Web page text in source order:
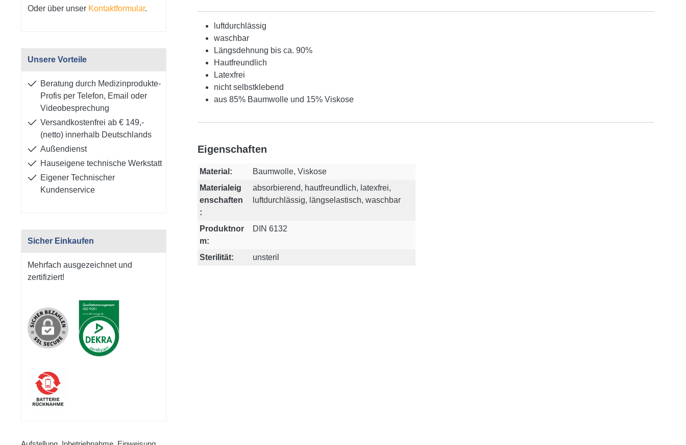
Oder über unser Kontaktformular.
Unsere Vorteile
Beratung durch Medizinprodukte-
Profis per Telefon, Email oder
Videobesprechung
Versandkostenfrei ab € 149,-
(netto) innerhalb Deutschlands
Außendienst
Hauseigene technische Werkstatt
Eigener Technischer
Kundenservice
Sicher Einkaufen
Mehrfach ausgezeichnet und
zertifiziert!
luftdurchlässig
waschbar
Längsdehnung bis ca. 90%
Hautfreundlich
Latexfrei
nicht selbstklebend
aus 85% Baumwolle und 15% Viskose
Eigenschaften
Material:
Baumwolle, Viskose
Materialeig
enschaften
:
absorbierend, hautfreundlich, latexfrei,
luftdurchlässig, längselastisch, waschbar
Produktnor
m:
DIN 6132
Sterilität: unsteril